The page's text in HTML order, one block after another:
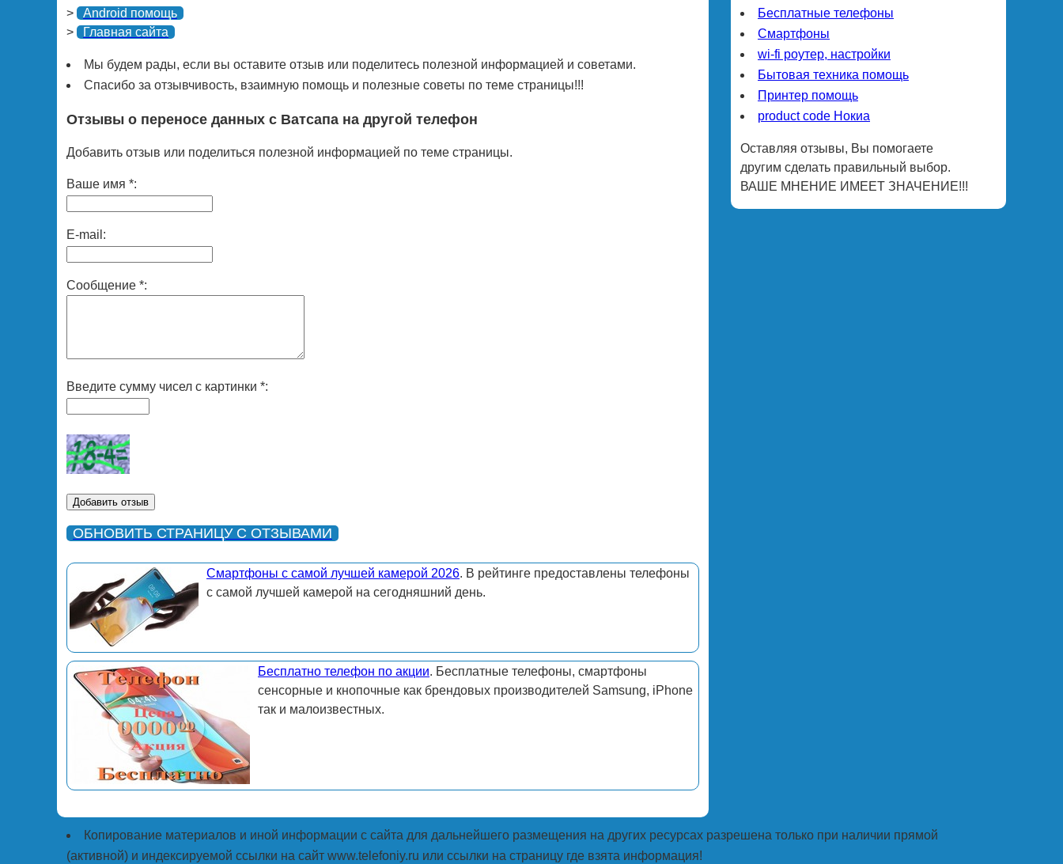
>
Android помощь
>
Главная сайта
Мы будем рады, если вы оставите отзыв или поделитесь полезной информацией и советами.
Спасибо за отзывчивость, взаимную помощь и полезные советы по теме страницы!!!
Отзывы о переносе данных с Ватсапа на другой телефон
Добавить отзыв или поделиться полезной информацией по теме страницы.
Ваше имя *:
E-mail:
Сообщение *:
Введите сумму чисел с картинки *:
ОБНОВИТЬ СТРАНИЦУ С ОТЗЫВАМИ
Смартфоны с самой лучшей камерой 2026. В рейтинге предоставлены телефоны
с самой лучшей камерой на сегодняшний день.
Бесплатно телефон по акции. Бесплатные телефоны, смартфоны
сенсорные и кнопочные как брендовых производителей Samsung, iPhone
так и малоизвестных.
Бесплатные телефоны
Смартфоны
wi-fi роутер, настройки
Бытовая техника помощь
Принтер помощь
product code Нокиа
Оставляя отзывы, Вы помогаете
другим сделать правильный выбор.
ВАШЕ МНЕНИЕ ИМЕЕТ ЗНАЧЕНИЕ!!!
Копирование материалов и иной информации с сайта для дальнейшего размещения на других ресурсах разрешена только при наличии прямой
(активной) и индексируемой ссылки на сайт www.telefoniy.ru или ссылки на страницу где взята информация!